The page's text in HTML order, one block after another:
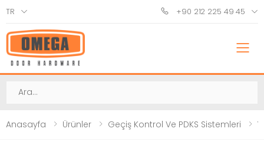
TR +90 212 225 49 45
Ara
Anasayfa Ürünler Geçiş Kontrol Ve PDKS Sistemleri